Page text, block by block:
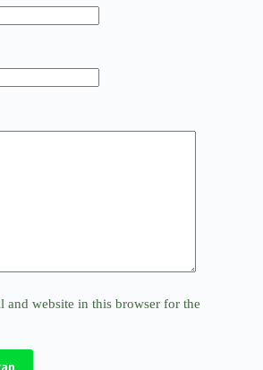
and website in this browser for the